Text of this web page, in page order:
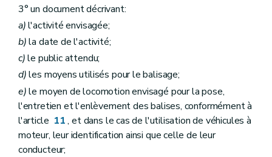
3° un document décrivant:
a)l'activité envisagée;
b)la date de l'activité;
c)le public attendu;
d)les moyens utilisés pour le balisage;
e)le moyen de locomotion envisagé pour la pose,
l'entretien et l'enlèvement des balises, conformément à
l'article 11, et dans le cas de l'utilisation de véhicules à
moteur, leur identification ainsi que celle de leur
conducteur;